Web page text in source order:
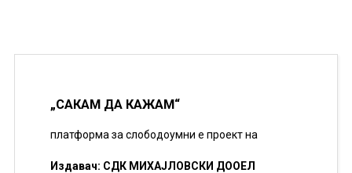
„САКАМ ДА КАЖАМ“
платформа за слободоумни е проект на
Издавач: СДК МИХАЈЛОВСКИ ДООЕЛ